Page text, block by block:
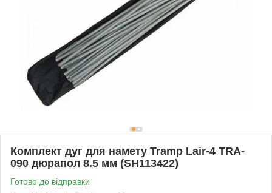
Комплект дуг для намету Tramp Lair-4 TRA-
090 дюрапол 8.5 мм (SH113422)
Готово до відправки